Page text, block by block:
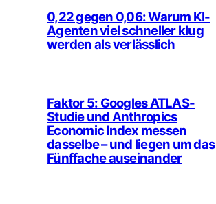
0,22 gegen 0,06: Warum KI-
Agenten viel schneller klug
werden als verlässlich
Faktor 5: Googles ATLAS-
Studie und Anthropics
Economic Index messen
dasselbe – und liegen um das
Fünffache auseinander